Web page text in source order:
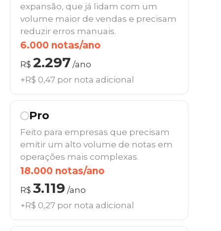
expansão, que já lidam com um
volume maior de vendas e precisam
reduzir erros manuais.
6.000 notas/ano
R$ 2.297 /ano
+R$ 0,47 por nota adicional
Pro
Feito para empresas que precisam
emitir um alto volume de notas em
operações mais complexas.
18.000 notas/ano
R$ 3.119 /ano
+R$ 0,27 por nota adicional